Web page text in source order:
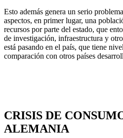
Esto además genera un serio
aspectos, en primer lugar, una
recursos por parte del estado, que
de investigación, infraestructura y
está pasando en el país, que tiene
comparación con otros países
CRISIS DE
ALEMANIA